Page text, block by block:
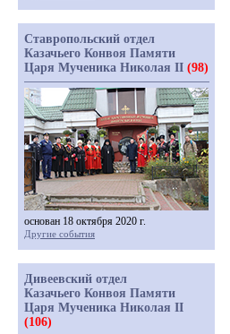
Ставропольский отдел
Казачьего Конвоя Памяти
Царя Мученика Николая II (98)
основан 18 октября 2020 г.
Другие события
Дивеевский отдел
Казачьего Конвоя Памяти
Царя Мученика Николая II
(106)